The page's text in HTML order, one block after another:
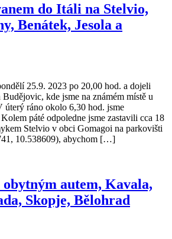
do Itáli na Stelvio,
Benátek, Jesola a
25.9. 2023 po 20,00 hod. a dojeli
kde jsme na známém místě u
ráno okolo 6,30 hod. jsme
páté odpoledne jsme zastavili cca 18
Stelvio v obci Gomagoi na parkovišti
10.538609), abychom […]
obytným autem, Kavala,
Skopje, Bělohrad